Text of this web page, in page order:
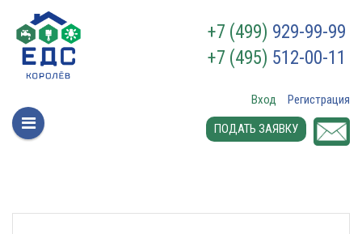
+7 (499) 929-99-99
+7 (495) 512-00-11
Вход
Регистрация
ПОДАТЬ ЗАЯВКУ